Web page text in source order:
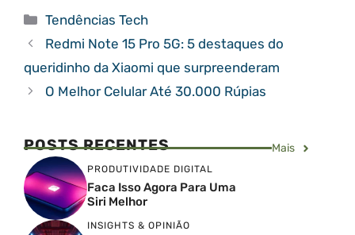
Categorias
Tendências Tech
Redmi Note 15 Pro 5G: 5 destaques do
queridinho da Xiaomi que surpreenderam
O Melhor Celular Até 30.000 Rúpias
POSTS RECENTES Mais
PRODUTIVIDADE DIGITAL
Faca Isso Agora Para Uma
Siri Melhor
INSIGHTS & OPINIÃO